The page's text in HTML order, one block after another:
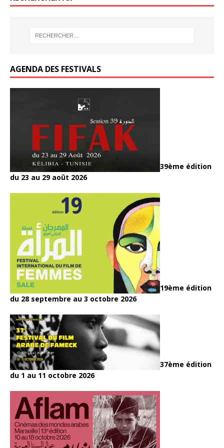
o
o
k
k
AGENDA DES FESTIVALS
39ème édition
du 23 au 29 août 2026
19ème édition
du 28 septembre au 3 octobre 2026
37ème édition
du 1 au 11 octobre 2026